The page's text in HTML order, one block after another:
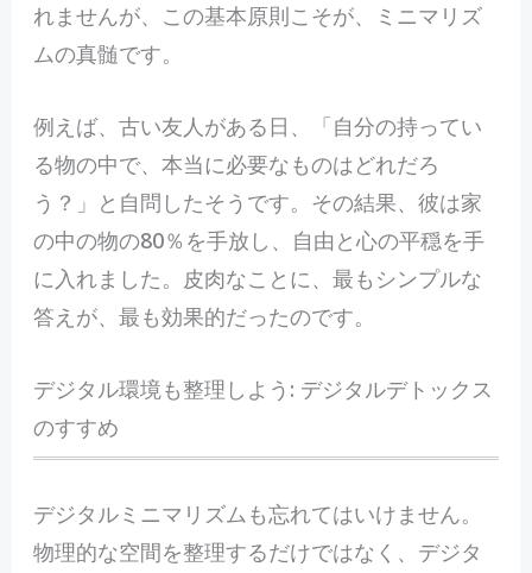
れませんが、この基本原則こそが、ミニマリズ
ムの真髄です。
例えば、古い友人がある日、「自分の持ってい
る物の中で、本当に必要なものはどれだろ
う？」と自問したそうです。その結果、彼は家
の中の物の80％を手放し、自由と心の平穏を手
に入れました。皮肉なことに、最もシンプルな
答えが、最も効果的だったのです。
デジタル環境も整理しよう: デジタルデトックス
のすすめ
デジタルミニマリズムも忘れてはいけません。
物理的な空間を整理するだけではなく、デジタ